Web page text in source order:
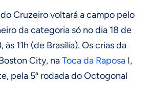
Cruzeiro voltará a campo pelo
da categoria só no dia 18 de
11h (de Brasília). Os crias da
City, naToca da Raposa I,
pela 5ª rodada do Octogonal